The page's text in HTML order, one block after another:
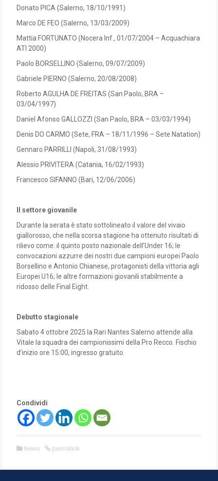
Donato PICA (Salerno, 18/10/1991)
Marco DE FEO (Salerno, 13/03/2009)
Mattia FORTUNATO (Nocera Inf., 01/07/2004 – Acquachiara
ATI 2000)
Paolo BORSELLINO (Salerno, 09/07/2009)
Gabriele PIERNO (Salerno, 20/08/2008)
Roberto AGULHA DE FREITAS (San Paolo, BRA –
03/04/1997)
Daniel Afonso GALLOZZI (San Paolo, BRA – 03/03/1994)
Denis DO CARMO (Sete, FRA – 18/11/1996 – Sete Natation)
Gennaro PARRILLI (Napoli, 31/08/1993)
Alessio PRIVITERA (Catania, 16/02/1993)
Francesco SIFANNO (Bari, 12/06/2006)
Il settore giovanile
Durante la serata è stato sottolineato il valore del vivaio
giallorosso, che nella scorsa stagione ha ottenuto risultati di
rilievo come: il quinto posto nazionale dell’Under 16; le
convocazioni azzurre dei nostri due campioni europei Paolo
Borsellino e Antonio Chianese, protagonisti della vittoria agli
Europei U16; le altre formazioni giovanili stabilmente a
ridosso delle Final Eight.
Debutto stagionale
Sabato 4 ottobre 2025 la Rari Nantes Salerno attende alla
Vitale la squadra dei campionissimi della Pro Recco. Fischio
d’inizio ore 15:00, ingresso gratuito.
Condividi
News permalink